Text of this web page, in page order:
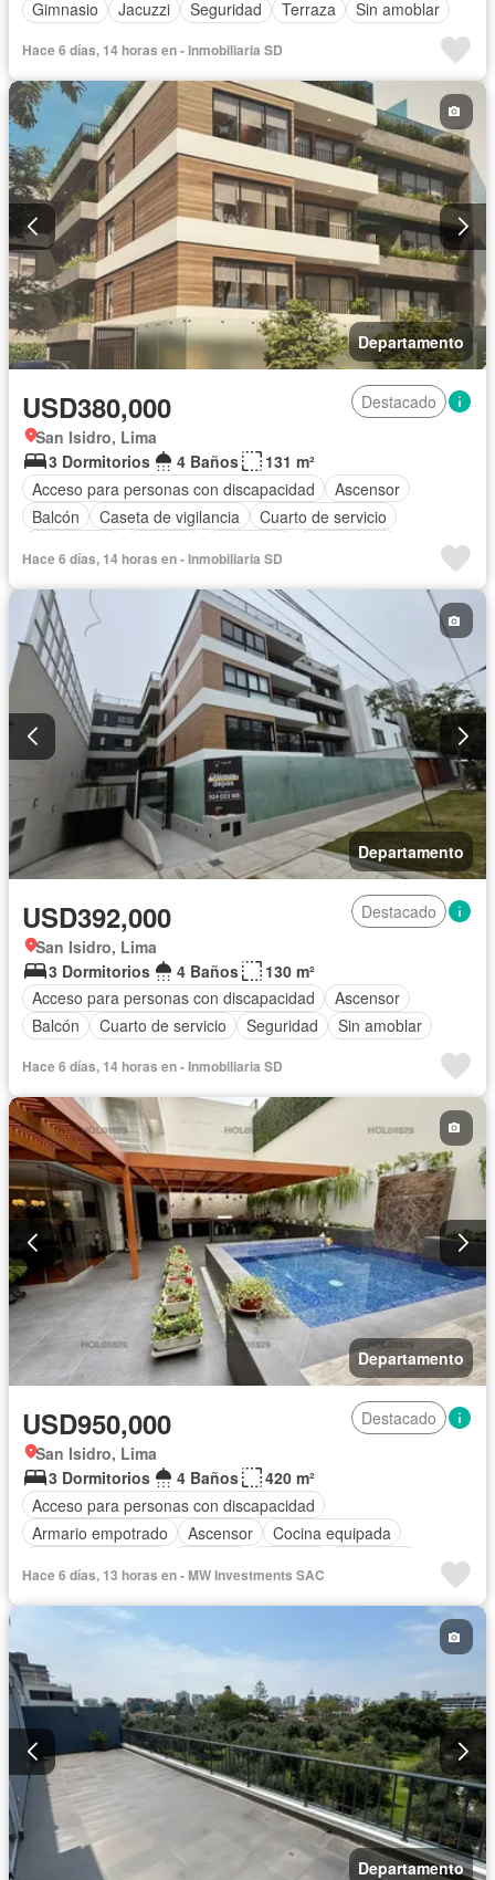
Gimnasio Jacuzzi Seguridad Terraza Sin amoblar
Hace 6 días, 14 horas en - Inmobiliaria SD
Departamento
USD380,000
Destacado
San Isidro, Lima
3 Dormitorios
4 Baños
131 m²
Acceso para personas con discapacidad
Ascensor
Balcón
Caseta de vigilancia
Cuarto de servicio
Hace 6 días, 14 horas en - Inmobiliaria SD
Departamento
USD392,000
Destacado
San Isidro, Lima
3 Dormitorios
4 Baños
130 m²
Acceso para personas con discapacidad
Ascensor
Balcón
Cuarto de servicio Seguridad Sin amoblar
Hace 6 días, 14 horas en - Inmobiliaria SD
Departamento
USD950,000
Destacado
San Isidro, Lima
3 Dormitorios
4 Baños
420 m²
Acceso para personas con discapacidad
Armario empotrado
Ascensor
Cocina equipada
Sin amoblar
Hace 6 días, 13 horas en - MW Investments SAC
Departamento